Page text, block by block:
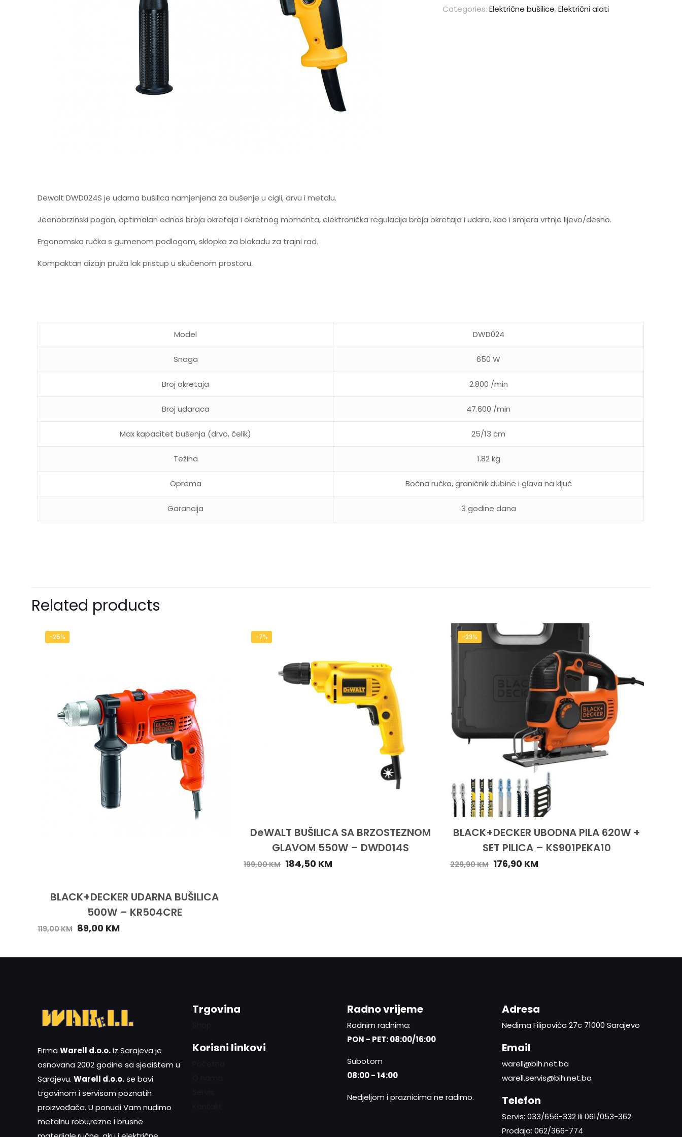
Categories: Električne bušilice,Električni alati
Dewalt DWD024S je udarna bušilica namjenjena za bušenje u cigli, drvu i metalu.
Jednobrzinski pogon, optimalan odnos broja okretaja i okretnog momenta, elektronička regulacija broja okretaja i udara, kao i smjera vrtnje lijevo/desno.
Ergonomska ručka s gumenom podlogom, sklopka za blokadu za trajni rad.
Kompaktan dizajn pruža lak pristup u skučenom prostoru.
Model DWD024
Snaga 650 W
Broj okretaja 2.800 /min
Broj udaraca 47.600 /min
Max kapacitet bušenja (drvo, čelik) 25/13 cm
Težina 1.82 kg
Oprema Bočna ručka, graničnik dubine i glava na ključ
Garancija 3 godine dana
Related products
-25%
BLACK+DECKER UDARNA BUŠILICA
500W – KR504CRE
119,00KM 89,00 KM
-7%
DeWALT BUŠILICA SA BRZOSTEZNOM
GLAVOM 550W – DWD014S
199,00KM 184,50 KM
-23%
BLACK+DECKER UBODNA PILA 620W +
SET PILICA – KS901PEKA10
229,90KM 176,90 KM
Firma Warell d.o.o.iz Sarajeva je
osnovana 2002 godine sa sjedištem u
Sarajevu. Warell d.o.o.se bavi
trgovinom i servisom poznatih
proizvođača. U ponudi Vam nudimo
metalnu robu,rezne i brusne
Trgovina
Korisni linkovi
Radno vrijeme
Radnim radnima:
PON - PET: 08:00/16:00
Subotom
08:00 - 14:00
Nedjeljom i praznicima ne radimo.
Adresa
Nedima Filipovića 27c 71000 Sarajevo
Email
warell@bih.net.ba
warell.servis@bih.net.ba
Telefon
Servis: 033/656-332 ili 061/053-362
Prodaja: 062/366-774